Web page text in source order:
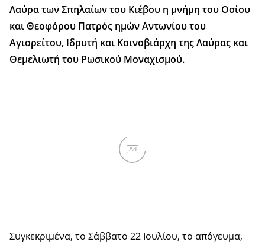
Λαύρα των Σπηλαίων του Κιέβου η μνήμη του Οσίου
και Θεοφόρου Πατρός ημών Αντωνίου του
Αγιορείτου, Ιδρυτή και Κοινοβιάρχη της Λαύρας και
Θεμελιωτή του Ρωσικού Μοναχισμού.
Ad
Συγκεκριμένα, το Σάββατο 22 Ιουλίου, το απόγευμα,